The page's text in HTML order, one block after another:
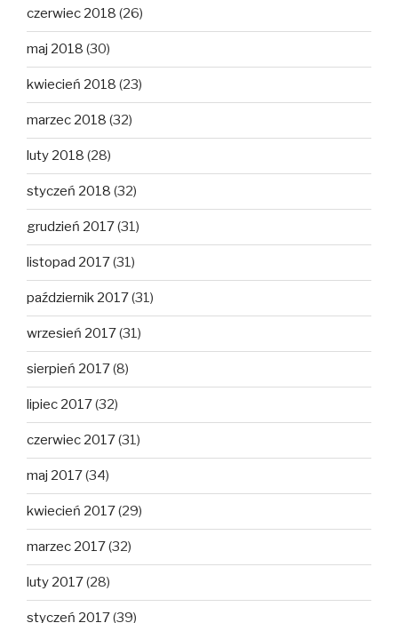
czerwiec 2018 (26)
maj 2018 (30)
kwiecień 2018 (23)
marzec 2018 (32)
luty 2018 (28)
styczeń 2018 (32)
grudzień 2017(31)
listopad 2017(31)
październik 2017(31)
wrzesień 2017(31)
sierpień 2017(8)
lipiec 2017(32)
czerwiec 2017(31)
maj 2017(34)
kwiecień 2017(29)
marzec 2017(32)
luty 2017(28)
styczeń 2017(39)